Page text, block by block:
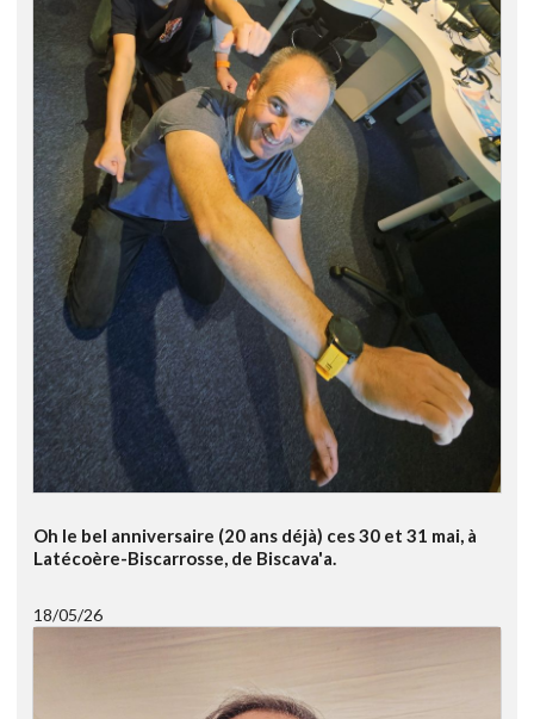
Oh le bel anniversaire (20 ans déjà) ces 30 et 31 mai, à
Latécoère-Biscarrosse, de Biscava'a.
18/05/26